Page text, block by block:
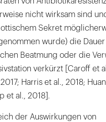
nicht wirksam sind
Sekret
wurde) die
Beatmung oder die
verkürzt [Caroff et
Harris et al., 2018;
et al., 2018].
der Auswirkungen von